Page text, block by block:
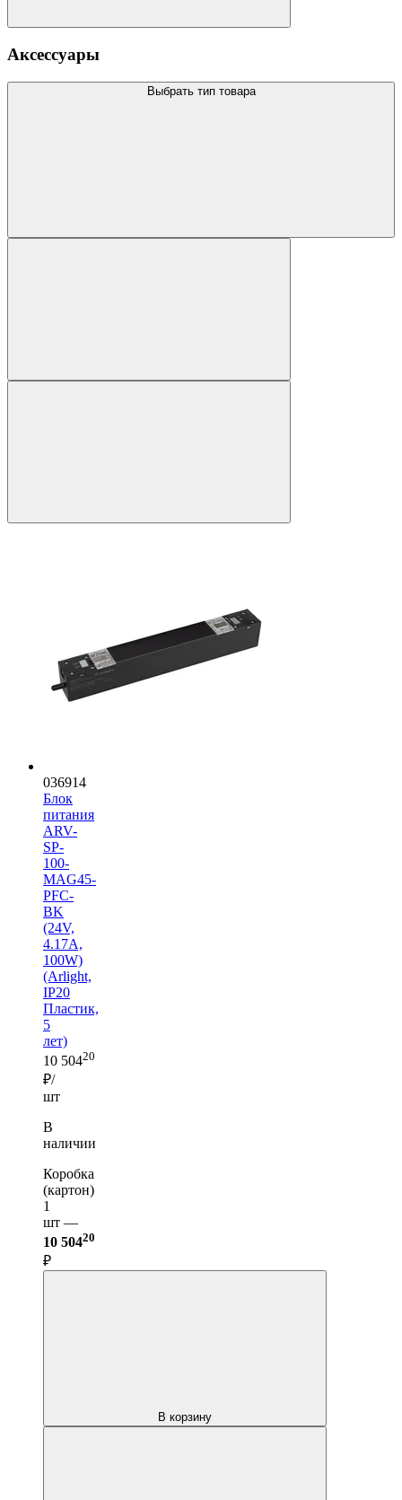
Аксессуары
Выбрать тип товара
036914
Блок
питания
ARV-
SP-
100-
MAG45-
PFC-
BK
(24V,
4.17A,
100W)
(Arlight,
IP20
Пластик,
5
лет)
10 50420
₽/
шт
В
наличии
Коробка
(картон)
1
шт —
10 50420
₽
В корзину